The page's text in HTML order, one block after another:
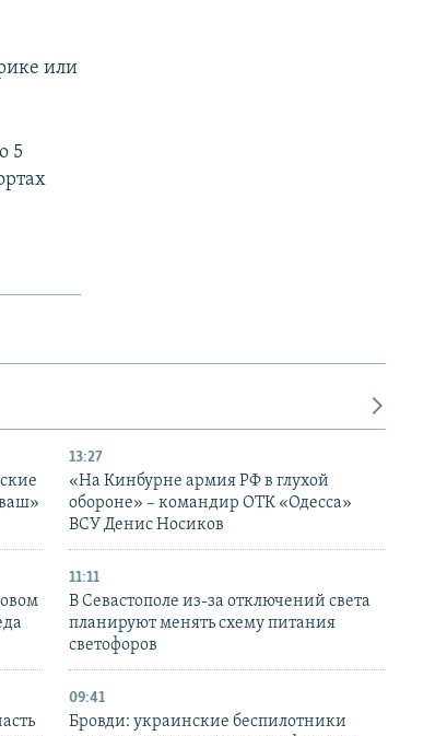
или
5
13:27
«На Кинбурне армия РФ в глухой
обороне» – командир ОТК «Одесса»
ВСУ Денис Носиков
11:11
В Севастополе из-за отключений света
планируют менять схему питания
светофоров
09:41
Бровди: украинские беспилотники